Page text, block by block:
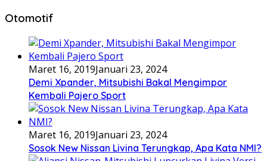
Otomotif
Maret 16, 2019Januari 23, 2024
Demi Xpander, Mitsubishi Bakal Mengimpor
Kembali Pajero Sport
Maret 16, 2019Januari 23, 2024
Sosok New Nissan Livina Terungkap, Apa Kata NMI?